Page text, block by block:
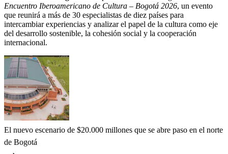
Encuentro Iberoamericano de Cultura – Bogotá 2026, un evento
que reunirá a más de 30 especialistas de diez países para
intercambiar experiencias y analizar el papel de la cultura como eje
del desarrollo sostenible, la cohesión social y la cooperación
internacional.
El nuevo escenario de $20.000 millones que se abre paso en el norte
de Bogotá